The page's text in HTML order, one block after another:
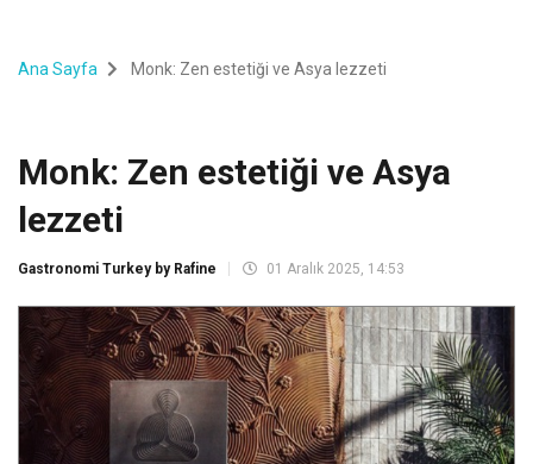
Ana Sayfa Monk: Zen estetiği ve Asya lezzeti
Monk: Zen estetiği ve Asya
lezzeti
Gastronomi Turkey by Rafine 01 Aralık 2025, 14:53